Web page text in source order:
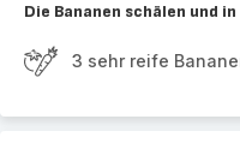
Die Bananen schälen und
3 sehr reife